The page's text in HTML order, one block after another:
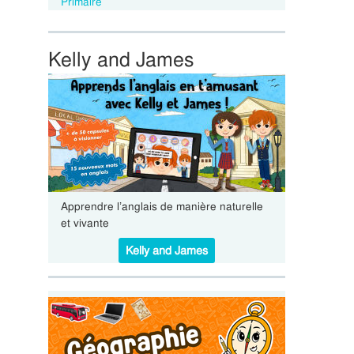
Kelly and James
Apprendre l’anglais de manière naturelle
et vivante
Kelly and James